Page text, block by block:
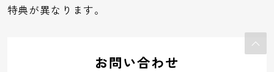
特典が異なります。
お問い合わせ